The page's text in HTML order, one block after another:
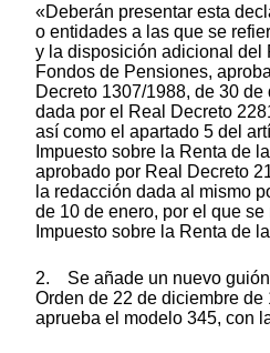
«Deberán presentar esta
o entidades a las que se
y la disposición adicional del
Fondos de Pensiones,
Decreto 1307/1988, de 30
dada por el Real Decreto
así como el apartado 5 del
Impuesto sobre la Renta de
aprobado por Real Decreto
la redacción dada al mismo
de 10 de enero, por el que
Impuesto sobre la Renta de
2. Se añade un nuevo
Orden de 22 de diciembre de
aprueba el modelo 345, con